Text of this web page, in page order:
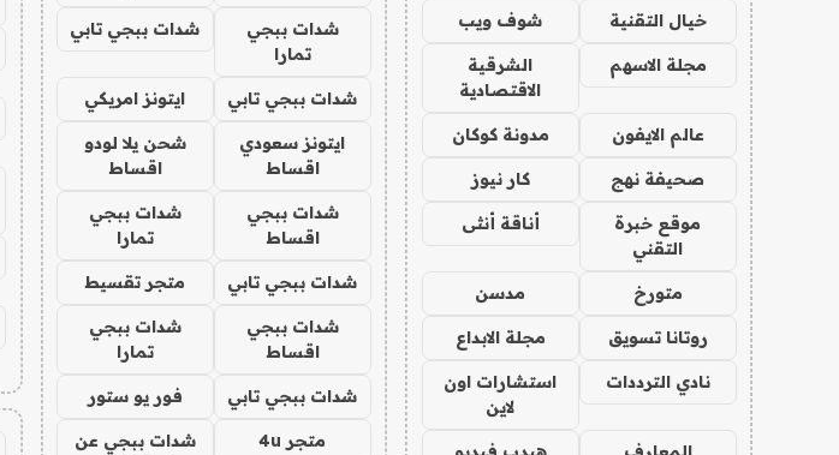
خيال التقنية شوف ويب
مجلة الاسهم
الشرقية
الاقتصادية
عالم الايفون مدونة كوكان
صحيفة نهج كار نيوز
موقع خبرة
التقني
أناقة أنثى
متورخ مدسن
روتانا تسويق مجلة الابداع
نادي الترددات
استشارات اون
لاين
شدات ببجي
تمارا
شدات ببجي تابي
شدات ببجي تابي ايتونز امريكي
ايتونز سعودي
اقساط
شحن يلا لودو
اقساط
شدات ببجي
اقساط
شدات ببجي
تمارا
شدات ببجي تابي متجر تقسيط
شدات ببجي
اقساط
شدات ببجي
تمارا
شدات ببجي تابي فور يو ستور
متجر 4u
شدات ببجي عن